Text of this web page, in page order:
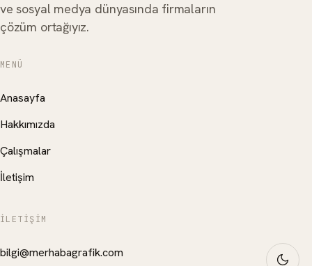
ve sosyal medya dünyasında firmaların
çözüm ortağıyız.
MENÜ
Anasayfa
Hakkımızda
Çalışmalar
İletişim
İLETIŞIM
bilgi@merhabagrafik.com